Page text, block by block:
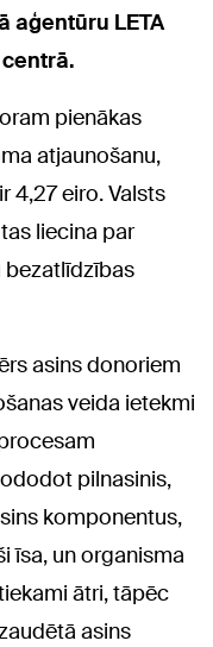
aģentūru LETA
pienākas
atjaunošanu,
4,27 eiro. Valsts
liecina par
asins donoriem
veida ietekmi
pilnasinis,
komponentus,
īsa, un organisma
ātri, tāpēc
asins